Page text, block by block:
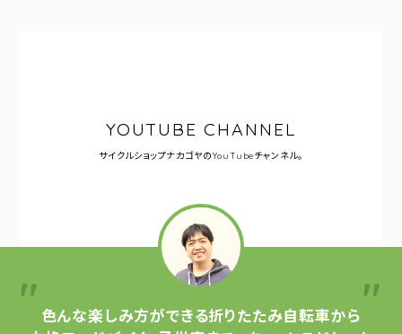
YOUTUBE CHANNEL
サイクルショップナカゴヤのYouTubeチャンネル。
色んな楽しみ方ができる折りたたみ自転車から